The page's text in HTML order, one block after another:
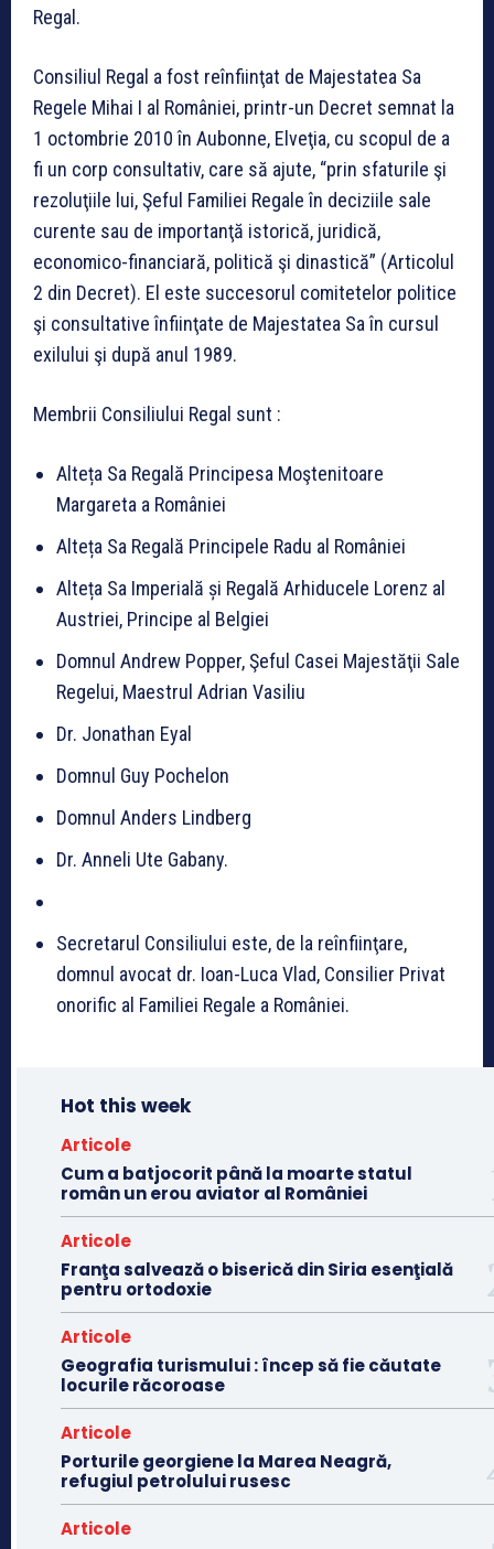
Regal.
Consiliul Regal a fost reînfiinţat de Majestatea Sa
Regele Mihai I al României, printr-un Decret semnat la
1 octombrie 2010 în Aubonne, Elveţia, cu scopul de a
fi un corp consultativ, care să ajute, “prin sfaturile şi
rezoluţiile lui, Şeful Familiei Regale în deciziile sale
curente sau de importanţă istorică, juridică,
economico-financiară, politică şi dinastică” (Articolul
2 din Decret). El este succesorul comitetelor politice
şi consultative înfiinţate de Majestatea Sa în cursul
exilului şi după anul 1989.
Membrii Consiliului Regal sunt :
Alteța Sa Regală Principesa Moştenitoare
Margareta a României
Alteța Sa Regală Principele Radu al României
Alteța Sa Imperială și Regală Arhiducele Lorenz al
Austriei, Principe al Belgiei
Domnul Andrew Popper, Şeful Casei Majestăţii Sale
Regelui, Maestrul Adrian Vasiliu
Dr. Jonathan Eyal
Domnul Guy Pochelon
Domnul Anders Lindberg
Dr. Anneli Ute Gabany.
Secretarul Consiliului este, de la reînfiinţare,
domnul avocat dr. Ioan-Luca Vlad, Consilier Privat
onorific al Familiei Regale a României.
Hot this week
Articole
Cum a batjocorit până la moarte statul
român un erou aviator al României
Articole
Franţa salvează o biserică din Siria esenţială
pentru ortodoxie
Articole
Geografia turismului : încep să fie căutate
locurile răcoroase
Articole
Porturile georgiene la Marea Neagră,
refugiul petrolului rusesc
Articole